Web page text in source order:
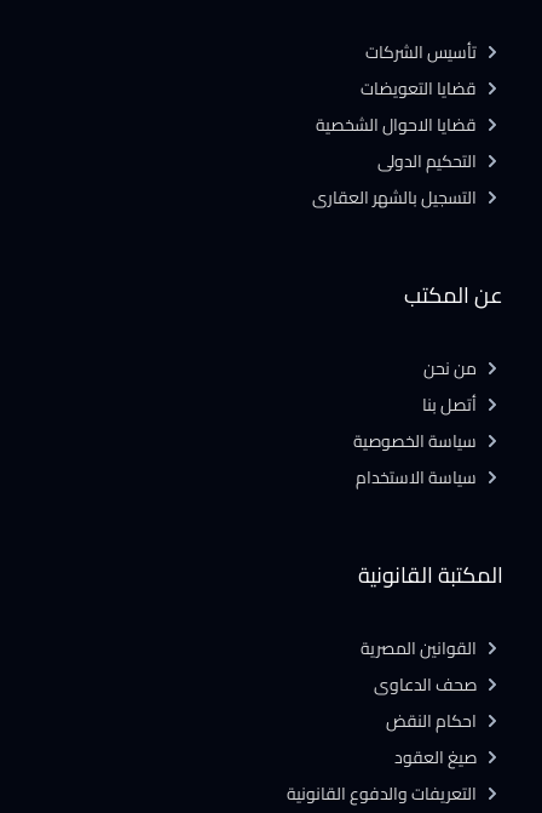
المكتبة القانونية
القوانين المصرية
صحف الدعاوى
احكام النقض
صيغ العقود
التعريفات والدفوع القانونية
عن المكتب
من نحن
أتصل بنا
سياسة الخصوصية
سياسة الاستخدام
تأسيس الشركات
قضايا التعويضات
قضايا الاحوال الشخصية
التحكيم الدولى
التسجيل بالشهر العقارى